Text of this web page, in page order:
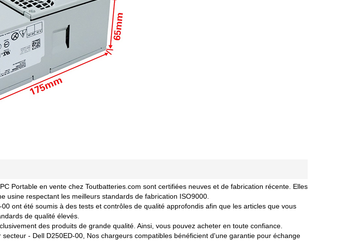
Portable en vente chez Toutbatteries.com sont certifiées neuves et de fabrication récente. Elles
usine respectant les meilleurs standards de fabrication ISO9000.
ont été soumis à des tests et contrôles de qualité approfondis afin que les articles que vous
de qualité élevés.
des produits de grande qualité. Ainsi, vous pouvez acheter en toute confiance.
- Dell D250ED-00, Nos chargeurs compatibles bénéficient d'une garantie pour échange